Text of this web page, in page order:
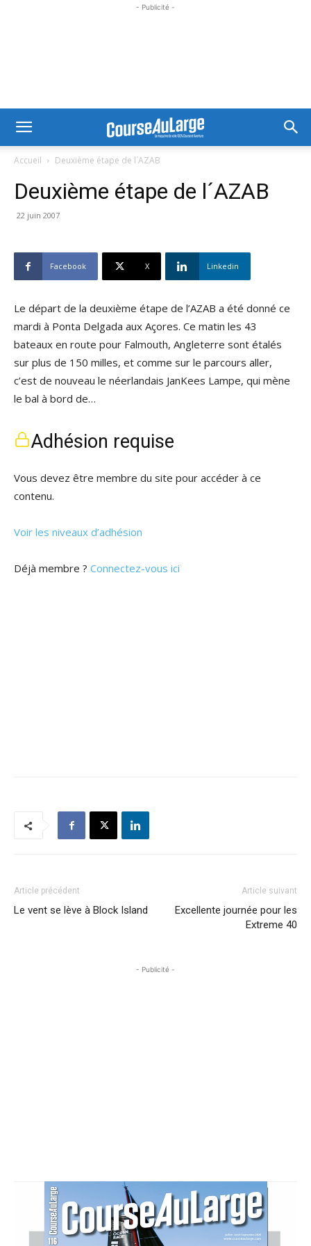
- Publicité -
Accueil Deuxième étape de l´AZAB
Deuxième étape de l´AZAB
22 juin 2007
Facebook X Linkedin
Le départ de la deuxième étape de l’AZAB a été donné ce
mardi à Ponta Delgada aux Açores. Ce matin les 43
bateaux en route pour Falmouth, Angleterre sont étalés
sur plus de 150 milles, et comme sur le parcours aller,
c’est de nouveau le néerlandais JanKees Lampe, qui mène
le bal à bord de…
Adhésion requise
Vous devez être membre du site pour accéder à ce
contenu.
Voir les niveaux d’adhésion
Déjà membre ? Connectez-vous ici
Article précédent
Le vent se lève à Block Island
Article suivant
Excellente journée pour les
Extreme 40
- Publicité -